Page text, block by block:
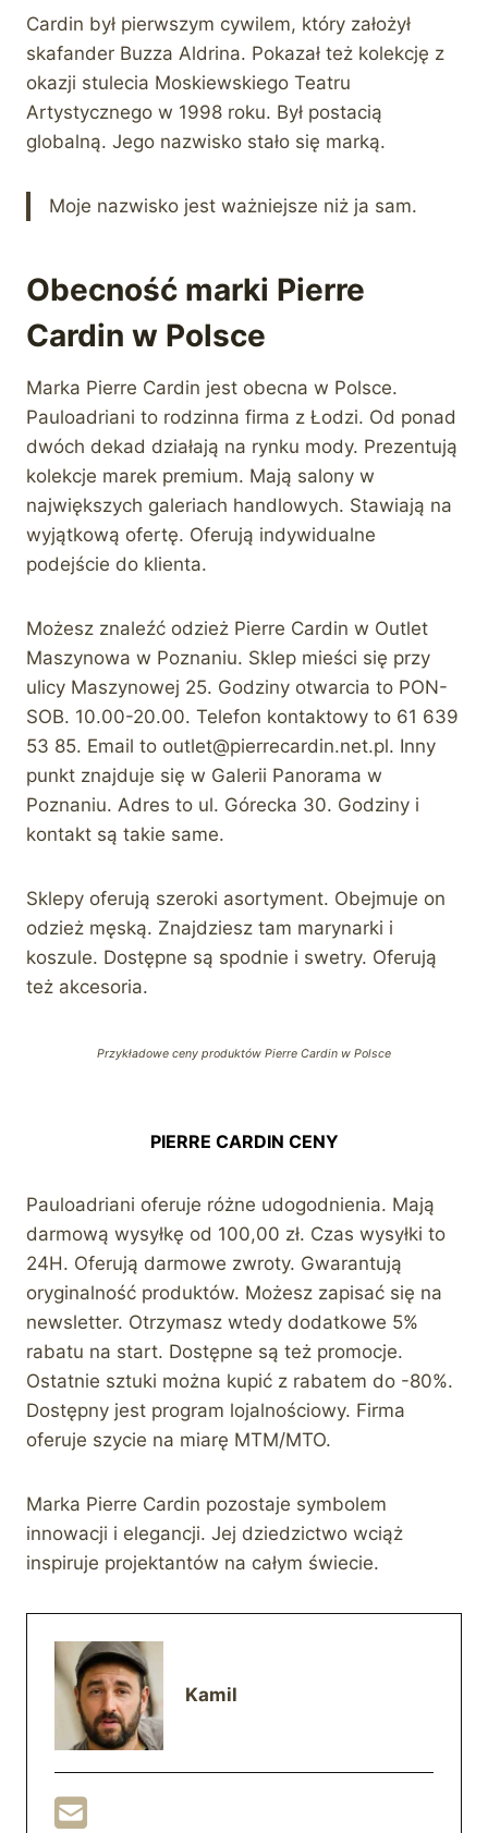
Cardin był pierwszym cywilem, który założył
skafander Buzza Aldrina. Pokazał też kolekcję z
okazji stulecia Moskiewskiego Teatru
Artystycznego w 1998 roku. Był postacią
globalną. Jego nazwisko stało się marką.
Moje nazwisko jest ważniejsze niż ja sam.
Obecność marki Pierre
Cardin w Polsce
Marka Pierre Cardin jest obecna w Polsce.
Pauloadriani to rodzinna firma z Łodzi. Od ponad
dwóch dekad działają na rynku mody. Prezentują
kolekcje marek premium. Mają salony w
największych galeriach handlowych. Stawiają na
wyjątkową ofertę. Oferują indywidualne
podejście do klienta.
Możesz znaleźć odzież Pierre Cardin w Outlet
Maszynowa w Poznaniu. Sklep mieści się przy
ulicy Maszynowej 25. Godziny otwarcia to PON-
SOB. 10.00-20.00. Telefon kontaktowy to 61 639
53 85. Email to outlet@pierrecardin.net.pl. Inny
punkt znajduje się w Galerii Panorama w
Poznaniu. Adres to ul. Górecka 30. Godziny i
kontakt są takie same.
Sklepy oferują szeroki asortyment. Obejmuje on
odzież męską. Znajdziesz tam marynarki i
koszule. Dostępne są spodnie i swetry. Oferują
też akcesoria.
Przykładowe ceny produktów Pierre Cardin w Polsce
PIERRE CARDIN CENY
Pauloadriani oferuje różne udogodnienia. Mają
darmową wysyłkę od 100,00 zł. Czas wysyłki to
24H. Oferują darmowe zwroty. Gwarantują
oryginalność produktów. Możesz zapisać się na
newsletter. Otrzymasz wtedy dodatkowe 5%
rabatu na start. Dostępne są też promocje.
Ostatnie sztuki można kupić z rabatem do -80%.
Dostępny jest program lojalnościowy. Firma
oferuje szycie na miarę MTM/MTO.
Marka Pierre Cardin pozostaje symbolem
innowacji i elegancji. Jej dziedzictwo wciąż
inspiruje projektantów na całym świecie.
Kamil